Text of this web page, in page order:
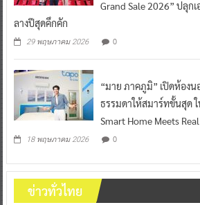
Grand Sale 2026” ปลุก
ลางปีสุดคึกคัก
29 พฤษภาคม 2026 0
“มาย ภาคภูมิ” เปิดห้อง
ธรรมดาให้สมาร์ทขั้นสุด
Smart Home Meets
18 พฤษภาคม 2026 0
ข่าวทั่วไทย